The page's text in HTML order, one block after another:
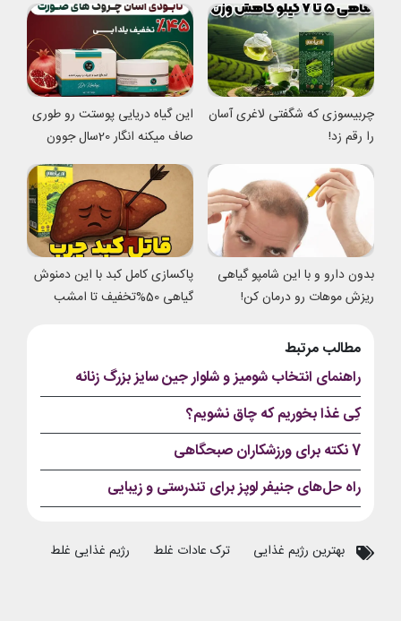
چربیسوزی که شگفتی لاغری آسان
را رقم زد!
این گیاه دریایی پوستت رو طوری
صاف میکنه انگار 20سال جوون
شدی
بدون دارو و با این شامپو گیاهی
ریزش موهات رو درمان کن!
پاکسازی کامل کبد با این دمنوش
گیاهی 50%تخفیف تا امشب
مطالب مرتبط
راهنمای انتخاب شومیز و شلوار جین سایز بزرگ زنانه
کِی غذا بخوریم که چاق نشویم؟
7 نکته برای ورزشکاران صبحگاهی
راه حل‌های جنیفر لوپز برای تندرستی و زیبایی
بهترین رژیم غذایی ترک عادات غلط رژیم غذایی غلط